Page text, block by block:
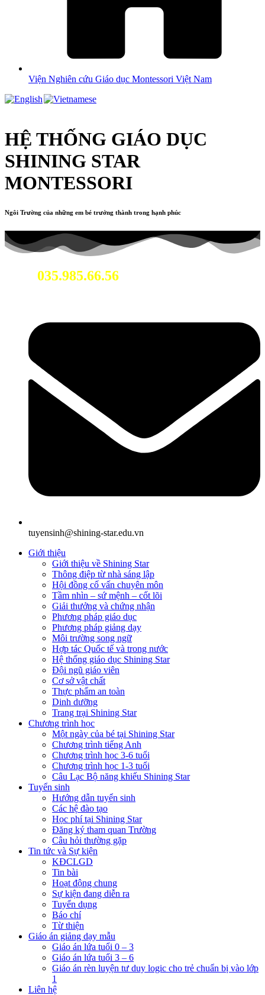
Viện Nghiên cứu Giáo dục Montessori Việt Nam
HỆ THỐNG GIÁO DỤC
SHINING STAR
MONTESSORI
Ngôi Trường của những em bé trưởng thành trong hạnh phúc
035.985.66.56
tuyensinh@shining-star.edu.vn
Giới thiệu
Giới thiệu về Shining Star
Thông điệp từ nhà sáng lập
Hội đồng cố vấn chuyên môn
Tầm nhìn – sứ mệnh – cốt lõi
Giải thưởng và chứng nhận
Phương pháp giáo dục
Phương pháp giảng dạy
Môi trường song ngữ
Hợp tác Quốc tế và trong nước
Hệ thống giáo dục Shining Star
Đội ngũ giáo viên
Cơ sở vật chất
Thực phẩm an toàn
Dinh dưỡng
Trang trại Shining Star
Chương trình học
Một ngày của bé tại Shining Star
Chương trình tiếng Anh
Chương trình học 3-6 tuổi
Chương trình học 1-3 tuổi
Câu Lạc Bộ năng khiếu Shining Star
Tuyển sinh
Hướng dẫn tuyển sinh
Các hệ đào tạo
Học phí tại Shining Star
Đăng ký tham quan Trường
Câu hỏi thường gặp
Tin tức và Sự kiện
KĐCLGD
Tin bài
Hoạt động chung
Sự kiện đang diễn ra
Tuyển dụng
Báo chí
Từ thiện
Giáo án giảng dạy mẫu
Giáo án lứa tuổi 0 – 3
Giáo án lứa tuổi 3 – 6
Giáo án rèn luyện tư duy logic cho trẻ chuẩn bị vào lớp
1
Liên hệ